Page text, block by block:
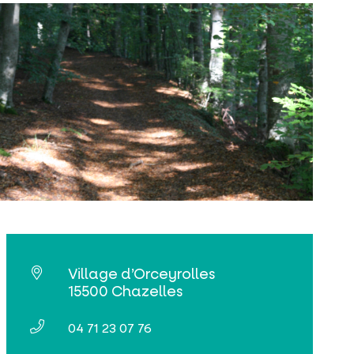
Village d’Orceyrolles
15500 Chazelles
04 71 23 07 76